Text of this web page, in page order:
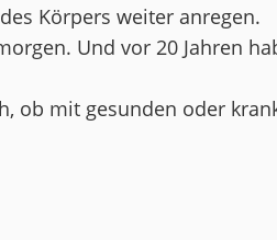
Körpers weiter anregen.
Und vor 20 Jahren
ob mit gesunden oder